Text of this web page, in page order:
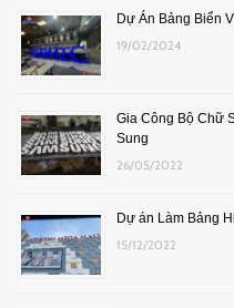
Dự Án Bảng Biển
19/02/2024
Gia Công Bộ Chữ
Sung
26/05/2022
Dự án Làm Bảng
15/12/2022